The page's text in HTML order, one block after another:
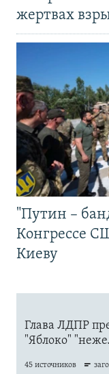
жертвах
"Путин –
Конгрессе
Киеву